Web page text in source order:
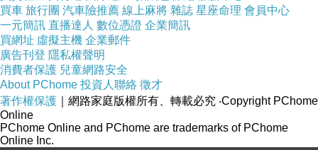
我們照個片子看看好了。」
直到此時，媽媽都還沒太大反應，一來從來沒聽孩子叫過
牙齒的那裡痛；二來在我印象中，蛀牙不是應該是黑黑
的，牙面一點烏，牙下一片黑那樣嗎？牙齒白白的怎麼會
是蛀牙呢？
買車 旅行團 汽車險推薦 線上麻將 雜誌 星座命理 會員中心
一元簡訊 直播達人 數位憑證 企業簡訊
買網址 虛擬主機 企業郵件
廣告刊登 隱私權聲明
消費者保護 兒童網路安全
About PChome 投資人聯絡 徵才
著作權保護 ｜網路家庭版權所有、轉載必究 ‧Copyright PChome
Online
PChome Online and PChome are trademarks of PChome
Online Inc.